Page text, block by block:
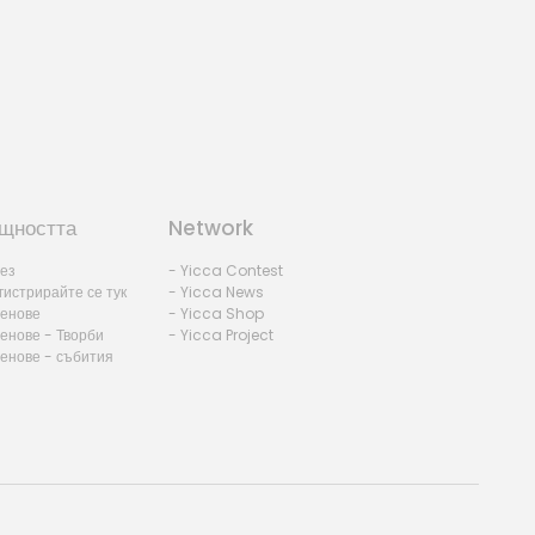
се тук
- Творби
- събития
Network
- Yicca Contest
- Yicca News
- Yicca Shop
- Yicca Project